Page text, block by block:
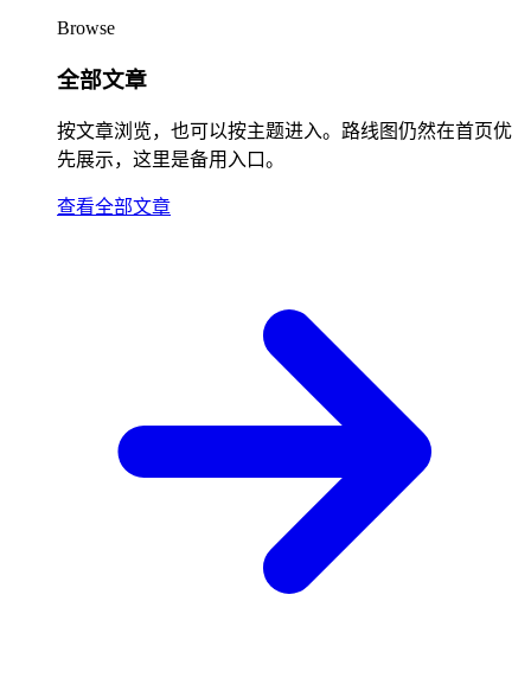
Browse
全部文章
按文章浏览，也可以按主题进入。路线图仍然在首页优
先展示，这里是备用入口。
查看全部文章